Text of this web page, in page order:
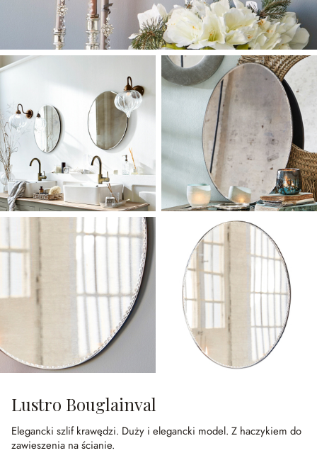
Lustro Bouglainval
Elegancki szlif krawędzi. Duży i elegancki model. Z haczykiem do
zawieszenia na ścianie.